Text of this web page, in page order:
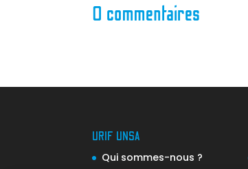
0 commentaires
URIF UNSA
Qui sommes-nous ?